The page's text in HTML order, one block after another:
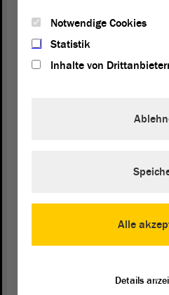
Bürokratieabbau und nicht
Rechtsklarheit und
mehrere denkbare
bedarf es einer
Wir bitten um Zustimmung
Zurück zur
Notwendige Cookies
Statistik
Inhalte von
Alle
Details